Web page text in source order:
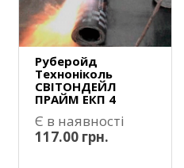
Руберойд
Техноніколь
СВІТОНДЕЙЛ
ПРАЙМ ЕКП 4
Є в наявності
117.00 грн.